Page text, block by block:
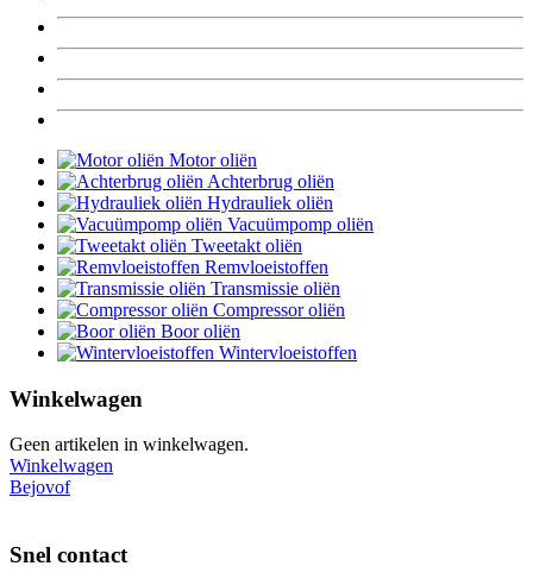
Motor oliën
Achterbrug oliën
Hydrauliek oliën
Vacuümpomp oliën
Tweetakt oliën
Remvloeistoffen
Transmissie oliën
Compressor oliën
Boor oliën
Wintervloeistoffen
Winkelwagen
Geen artikelen in winkelwagen.
Winkelwagen
Bejovof
Snel contact